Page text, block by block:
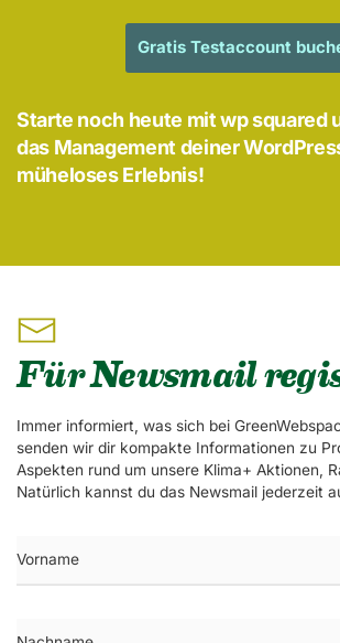
Gratis Testaccount
Starte noch heute mit wp squared
das Management deiner
müheloses Erlebnis!
Für Newsmail
Immer informiert, was sich bei
senden wir dir kompakte Informationen zu
Aspekten rund um unsere Klima+ Aktionen,
Natürlich kannst du das Newsmail jederzeit